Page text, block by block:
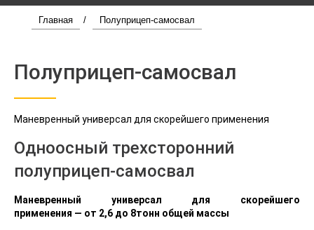
Главная / Полуприцеп-самосвал
Полуприцеп-самосвал
Маневренный универсал для скорейшего применения
Одноосный трехсторонний
полуприцеп-самосвал
Маневренный универсал для скорейшего
применения — от 2,6 до 8тонн общей массы